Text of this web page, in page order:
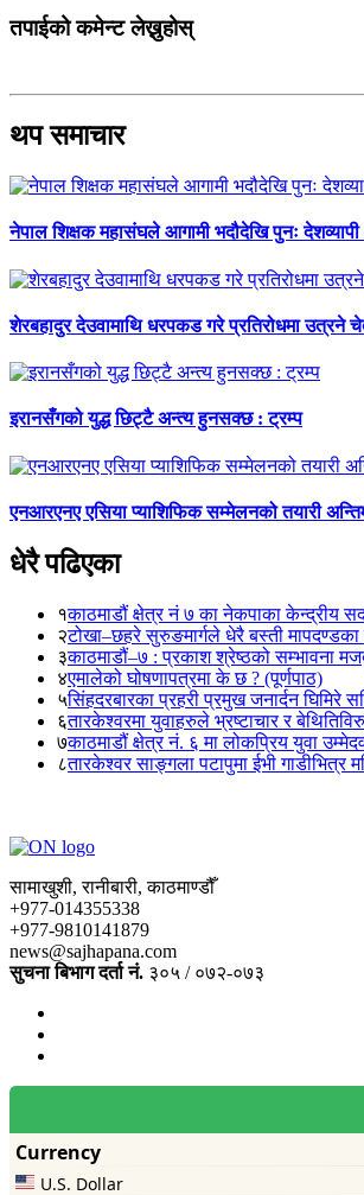
तपाईको कमेन्ट लेख्नुहोस्
थप समाचार
नेपाल शिक्षक महासंघले आगामी भदौदेखि पुनः
शेरबहादुर देउवामाथि धरपकड गरे प्रतिरोधमा उत्रने
इरानसँगको युद्ध छिट्टै अन्त्य हुनसक्छ : ट्रम्प
एनआरएनए एसिया प्याशिफिक सम्मेलनको तयारी
धेरै पढिएका
१काठमाडौं क्षेत्र नं ७ का नेकपाका केन्द्रीय
२टोखा–छहरे सुरुङमार्गले धेरै बस्ती
३काठमाडौं–७ : प्रकाश श्रेष्ठको सम्भावना
४एमालेको घोषणापत्रमा के छ ? (पूर्णपाठ)
५सिंहदरबारका प्रहरी प्रमुख जनार्दन घिमिरे
६तारकेश्वरमा युवाहरुले भ्रष्टाचार र
७काठमाडौं क्षेत्र नं. ६ मा लोकप्रिय युवा
८तारकेश्वर साङ्गला पटापुमा ईभी
सामाखुशी, रानीबारी, काठमाण्डौँ
+977-014355338
+977-9810141879
news@sajhapana.com
सुचना बिभाग दर्ता नं. ३०५ / ०७२-०७३